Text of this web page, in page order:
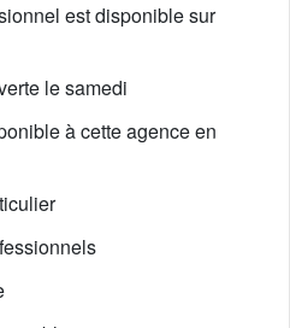
est disponible sur
le samedi
à cette agence en